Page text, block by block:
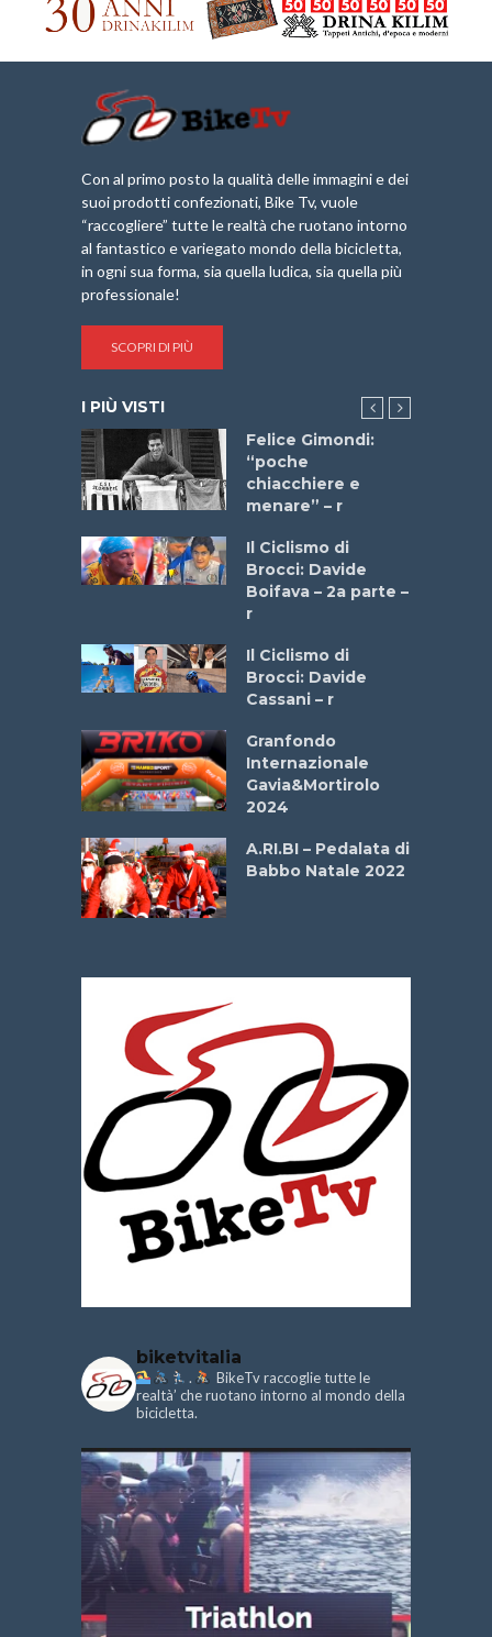
Con al primo posto la qualità delle immagini e dei
suoi prodotti confezionati, Bike Tv, vuole
“raccogliere” tutte le realtà che ruotano intorno
al fantastico e variegato mondo della bicicletta,
in ogni sua forma, sia quella ludica, sia quella più
professionale!
SCOPRI DI PIÙ
I PIÙ VISTI
Felice Gimondi:
“poche
chiacchiere e
menare” – r
Il Ciclismo di
Brocci: Davide
Boifava – 2a parte –
r
Il Ciclismo di
Brocci: Davide
Cassani – r
Granfondo
Internazionale
Gavia&Mortirolo
2024
A.RI.BI – Pedalata di
Babbo Natale 2022
biketvitalia
.
BikeTv raccoglie tutte le
realtà’ che ruotano intorno al mondo della
bicicletta.